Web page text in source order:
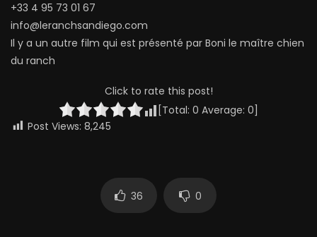
+33 4 95 73 01 67
info@leranchsandiego.com
Il y a un autre film qui est présenté par Boni le maître chien
du ranch
Click to rate this post!
[Total: 0 Average: 0]
Post Views: 8,245
36 0